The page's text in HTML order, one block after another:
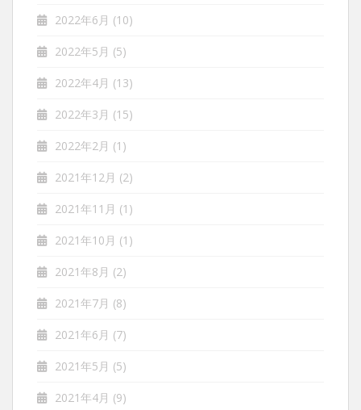
2022年6月 (10)
2022年5月 (5)
2022年4月 (13)
2022年3月 (15)
2022年2月 (1)
2021年12月 (2)
2021年11月 (1)
2021年10月 (1)
2021年8月 (2)
2021年7月 (8)
2021年6月 (7)
2021年5月 (5)
2021年4月 (9)